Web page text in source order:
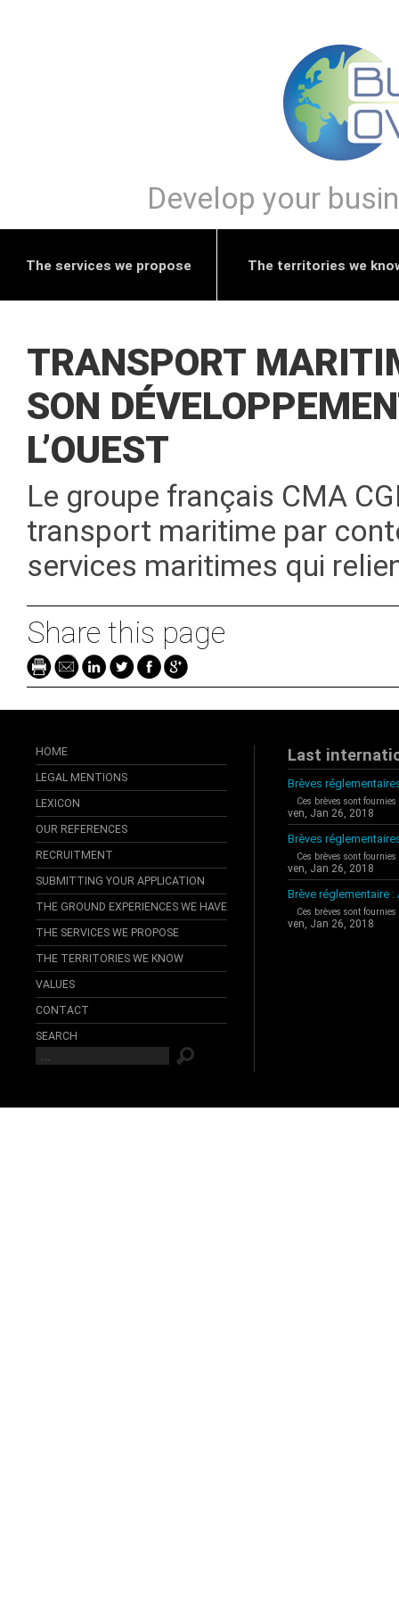
Develop your
The services we propose The territories we
TRANSPORT
SON
L’OUEST
Le groupe français CMA
transport maritime par
services maritimes qui
Share this page
HOME
LEGAL MENTIONS
LEXICON
OUR REFERENCES
RECRUITMENT
SUBMITTING YOUR APPLICATION
THE GROUND EXPERIENCES WE HAVE
THE SERVICES WE PROPOSE
THE TERRITORIES WE KNOW
VALUES
CONTACT
SEARCH
Last
Brèves
Ces brèves sont
ven, Jan 26, 2018
Brèves
Ces brèves sont
ven, Jan 26, 2018
Brève réglementaire :
Ces brèves sont
ven, Jan 26, 2018